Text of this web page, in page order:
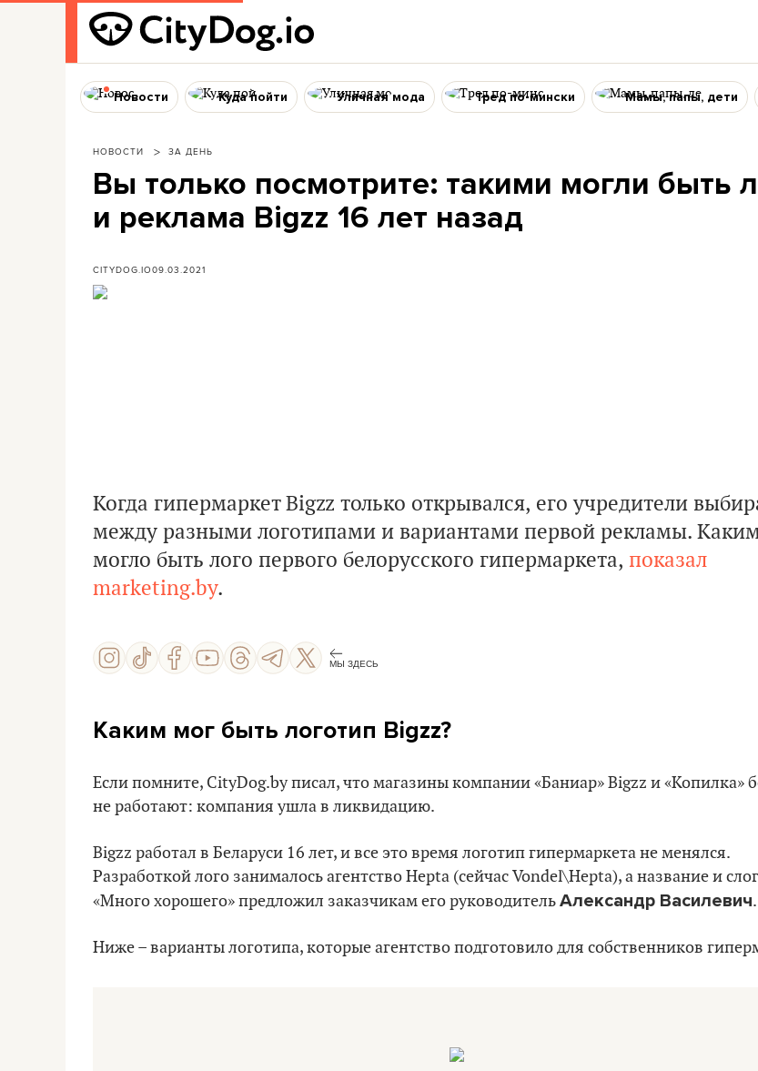
Новости Куда пойти Уличная мода Тред по-мински Мамы, папы, дети
НОВОСТИ ЗА ДЕНЬ
Вы только посмотрите: такими могли быть
и реклама Bigzz 16 лет назад
CITYDOG.IO09.03.2021
Когда гипермаркет Bigzz только открывался, его учредители
между разными логотипами и вариантами первой рекламы.
могло быть лого первого белорусского гипермаркета, показал
marketing.by.
МЫ ЗДЕСЬ
Каким мог быть логотип Bigzz?
Если помните, CityDog.by писал, что магазины компании «Баниар» Bigzz и «Копилка»
не работают: компания ушла в ликвидацию.
Bigzz работал в Беларуси 16 лет, и все это время логотип гипермаркета не менялся.
Разработкой лого занималось агентство Hepta (сейчас Vondel\Hepta), а название и
«Много хорошего» предложил заказчикам его руководительАлександр Василевич.
Ниже – варианты логотипа, которые агентство подготовило для собственников